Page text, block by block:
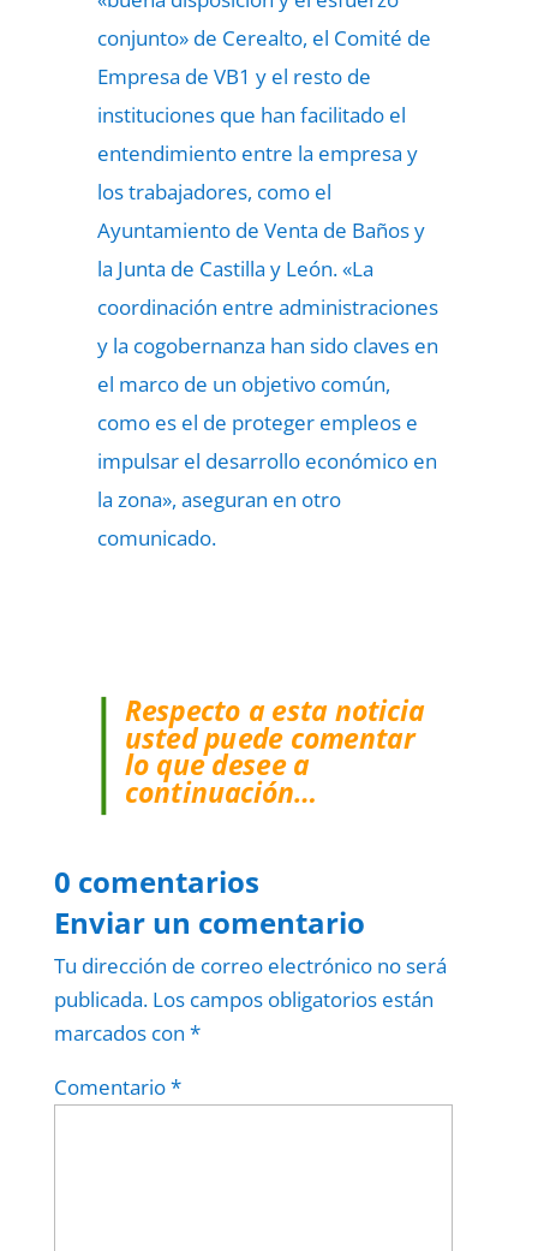
conjunto» de Cerealto, el Comité de
Empresa de VB1 y el resto de
instituciones que han facilitado el
entendimiento entre la empresa y
los trabajadores, como el
Ayuntamiento de Venta de Baños y
la Junta de Castilla y León. «La
coordinación entre administraciones
y la cogobernanza han sido claves en
el marco de un objetivo común,
como es el de proteger empleos e
impulsar el desarrollo económico en
la zona», aseguran en otro
comunicado.
Respecto a esta noticia
usted puede comentar
lo que desee a
continuación…
0 comentarios
Enviar un comentario
Tu dirección de correo electrónico no será
publicada. Los campos obligatorios están
marcados con *
Comentario*